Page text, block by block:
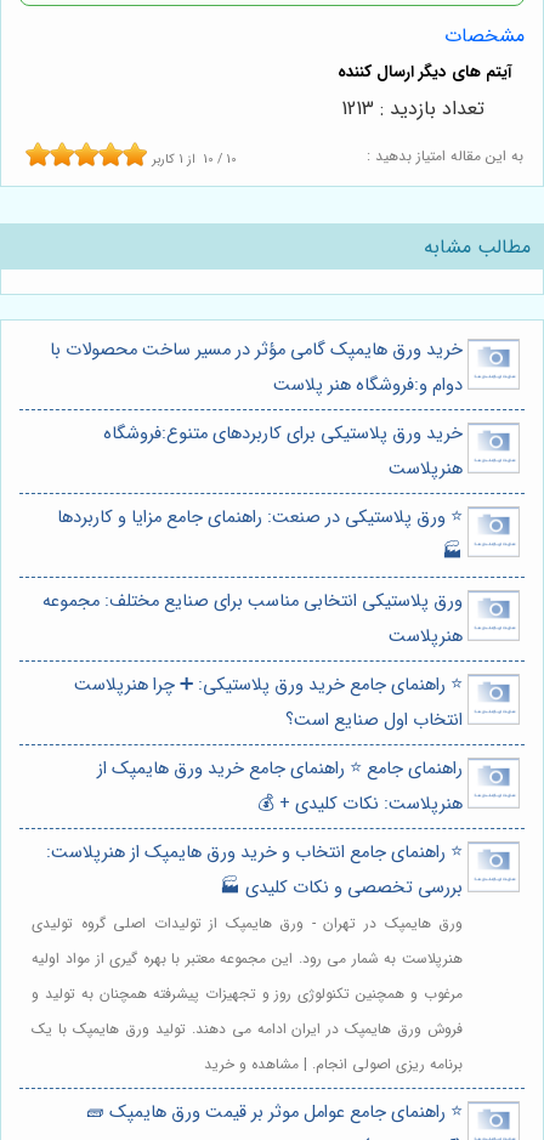
مشخصات
به این مقاله امتیاز بدهید : 10 / 10 از 1 کاربر
تعداد بازدید : 1213
مطالب مشابه
خرید ورق هایمپک گامی مؤثر در مسیر ساخت محصولات با
دوام و:فروشگاه هنر پلاست
خرید ورق پلاستیکی برای کاربردهای متنوع:فروشگاه
هنرپلاست
⭐️ ورق پلاستیکی در صنعت: راهنمای جامع مزایا و کاربردها
🏭
ورق پلاستیکی انتخابی مناسب برای صنایع مختلف: مجموعه
هنرپلاست
⭐️ راهنمای جامع خرید ورق پلاستیکی: ➕ چرا هنرپلاست
انتخاب اول صنایع است؟
راهنمای جامع ⭐️ راهنمای جامع خرید ورق هایمپک از
هنرپلاست: نکات کلیدی + 💰
⭐️ راهنمای جامع انتخاب و خرید ورق هایمپک از هنرپلاست:
بررسی تخصصی و نکات کلیدی 🏭
ورق هایمپک در تهران - ورق هایمپک از تولیدات اصلی گروه تولیدی
هنرپلاست به شمار می رود. این مجموعه معتبر با بهره گیری از مواد اولیه
مرغوب و همچنین تکنولوژی روز و تجهیزات پیشرفته همچنان به تولید و
فروش ورق هایمپک در ایران ادامه می دهند. تولید ورق هایمپک با یک
برنامه ریزی اصولی انجام. | مشاهده و خرید
⭐️ راهنمای جامع عوامل موثر بر قیمت ورق هایمپک 🧱